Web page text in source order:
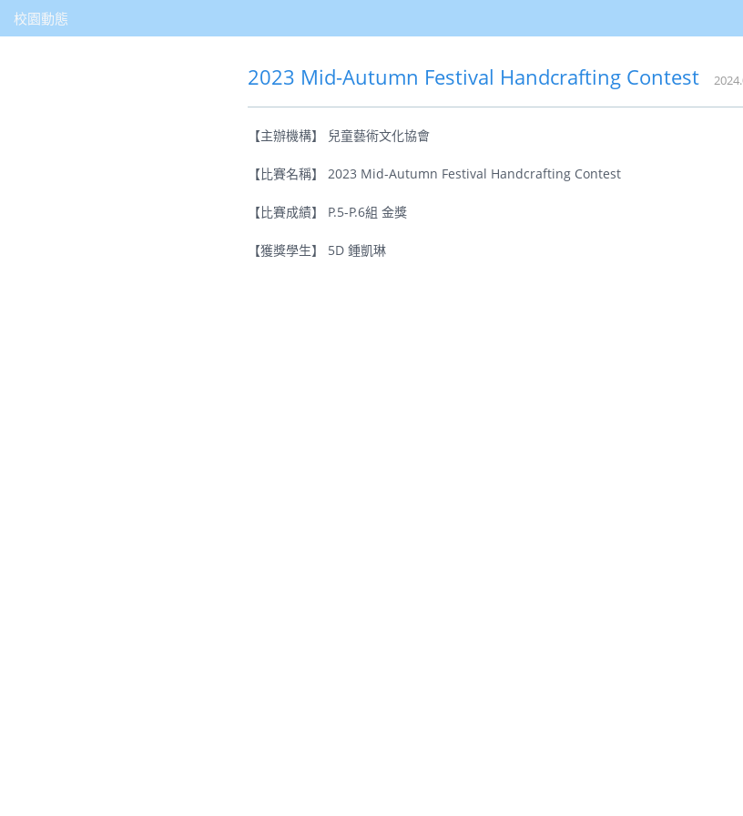
校園動態
2023 Mid-Autumn Festival Handcrafting Contest
【主辦機構】 兒童藝術文化協會
【比賽名稱】 2023 Mid-Autumn Festival Handcrafting Contest
【比賽成績】 P.5-P.6組 金獎
【獲獎學生】 5D 鍾凱琳